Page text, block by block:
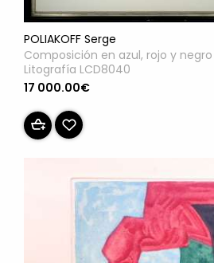
POLIAKOFF Serge
Composición en azul, rojo y negro
Litografía LCD8040
17 000.00€